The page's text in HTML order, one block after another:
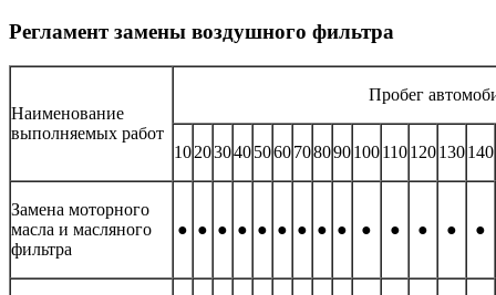
Регламент замены воздушного фильтра
Наименование
выполняемых работ
Пробег
102030405060708090100110120130140
Замена моторного
масла и масляного
фильтра
● ● ● ● ● ● ● ● ● ● ● ● ● ●